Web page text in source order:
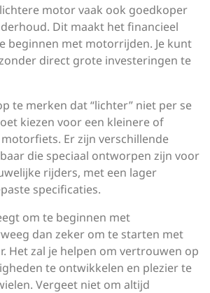
motor vaak ook goedkoper
Dit maakt het financieel
beginnen met motorrijden. Je kunt
direct grote investeringen te
te merken dat “lichter” niet per se
kiezen voor een kleinere of
Er zijn verschillende
die speciaal ontworpen zijn voor
rijders, met een lager
specificaties.
om te beginnen met
dan zeker om te starten met
Het zal je helpen om vertrouwen op
te ontwikkelen en plezier te
Vergeet niet om altijd